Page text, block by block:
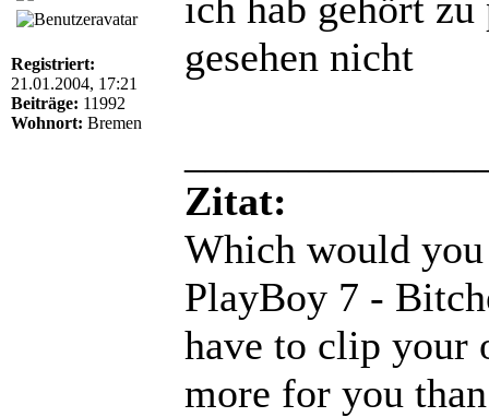
Registriert:
21.01.2004, 17:21
Beiträge: 11992
Wohnort: Bremen
gesehen nicht
Zitat:
Which would
PlayBoy 7 -
have to clip your
more for you